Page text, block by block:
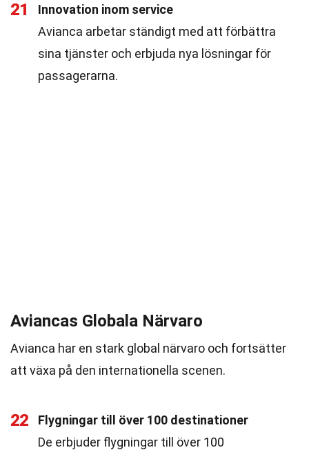
21
Innovation inom service
Avianca arbetar ständigt med att förbättra
sina tjänster och erbjuda nya lösningar för
passagerarna.
Aviancas Globala Närvaro
Avianca har en stark global närvaro och fortsätter
att växa på den internationella scenen.
22
Flygningar till över 100 destinationer
De erbjuder flygningar till över 100